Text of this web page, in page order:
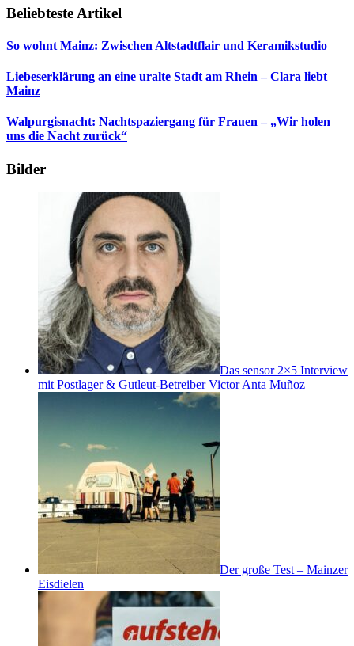
Beliebteste Artikel
So wohnt Mainz: Zwischen Altstadtflair und Keramikstudio
Liebeserklärung an eine uralte Stadt am Rhein – Clara liebt
Mainz
Walpurgisnacht: Nachtspaziergang für Frauen – „Wir holen
uns die Nacht zurück“
Bilder
Das sensor 2×5 Interview
mit Postlager & Gutleut-Betreiber Victor Anta Muñoz
Der große Test – Mainzer
Eisdielen